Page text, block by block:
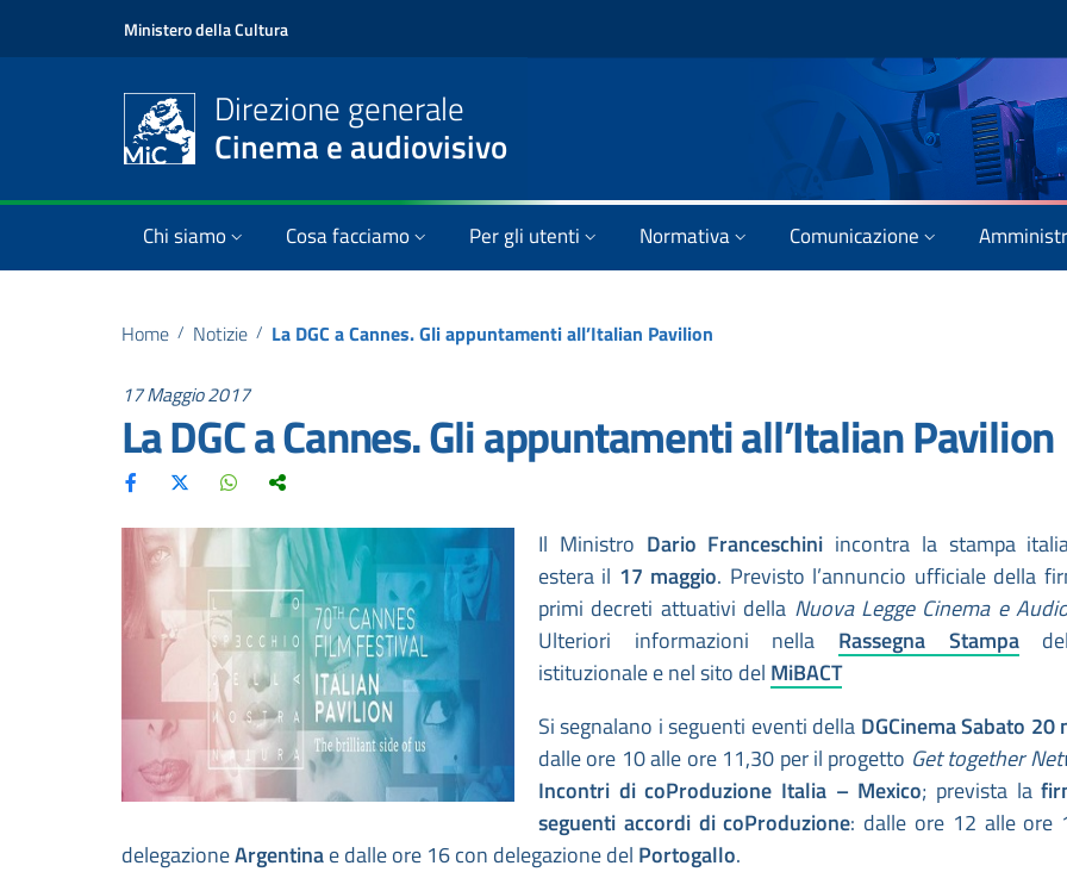
Ministero della Cultura
Direzione generale
Cinema e audiovisivo
Chi siamo Cosa facciamo Per gli utenti Normativa Comunicazione
Home / Notizie / La DGC a Cannes. Gli appuntamenti all’Italian Pavilion
17 Maggio 2017
La DGC a Cannes. Gli appuntamenti all’Italian Pavilion
Il Ministro Dario Franceschini incontra la stampa
estera il 17 maggio. Previsto l’annuncio ufficiale della
primi decreti attuativi della Nuova Legge Cinema e
Ulteriori informazioni nella Rassegna Stampa
istituzionale e nel sito del MiBACT
Si segnalano i seguenti eventi della DGCinemaSabato 20
dalle ore 10 alle ore 11,30 per il progetto Get together
Incontri di coProduzione Italia – Mexico; prevista la
seguenti accordi di coProduzione: dalle ore 12 alle ore
delegazioneArgentinae dalle ore 16 con delegazione del Portogallo.